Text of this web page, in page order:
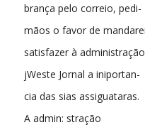
brança pelo correio, pedi-
mãos o favor de
satisfazer à administração
jWeste Jornal a iniportan-
cia das sias assiguataras.
A admin: stração